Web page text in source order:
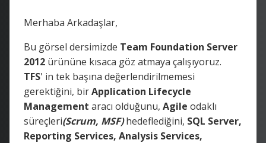
Merhaba Arkadaşlar,
Bu görsel dersimizde Team Foundation Server
2012 ürününe kısaca göz atmaya çalışıyoruz.
TFS' in tek başına değerlendirilmemesi
gerektiğini, birApplication Lifecycle
Management aracı olduğunu, Agile odaklı
süreçleri(Scrum, MSF)hedeflediğini, SQL Server,
Reporting Services, Analysis Services,